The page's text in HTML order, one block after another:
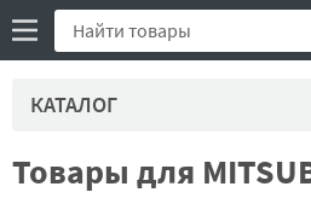
КАТАЛОГ
Товары для